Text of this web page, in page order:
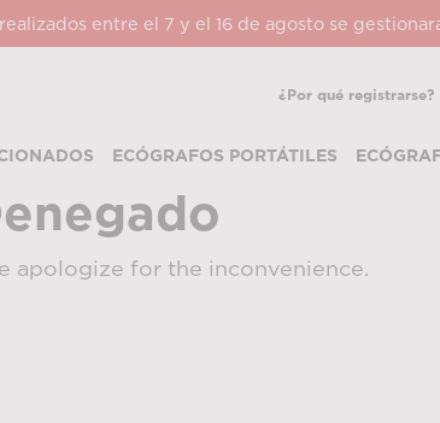
entre el 7 y el 16 de agosto se
¿Por qué registrarse?
ECÓGRAFOS PORTÁTILES
apologize for the inconvenience.